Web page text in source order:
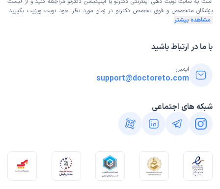
پزشکان متخصص و فوق تخصص دکترتو در زمان مورد نظر خود نوبت ویزیت بگیرید.
مشاهده بیشتر
با ما در ارتباط باشید
ایمیل:
support@doctoreto.com
شبکه های اجتماعی